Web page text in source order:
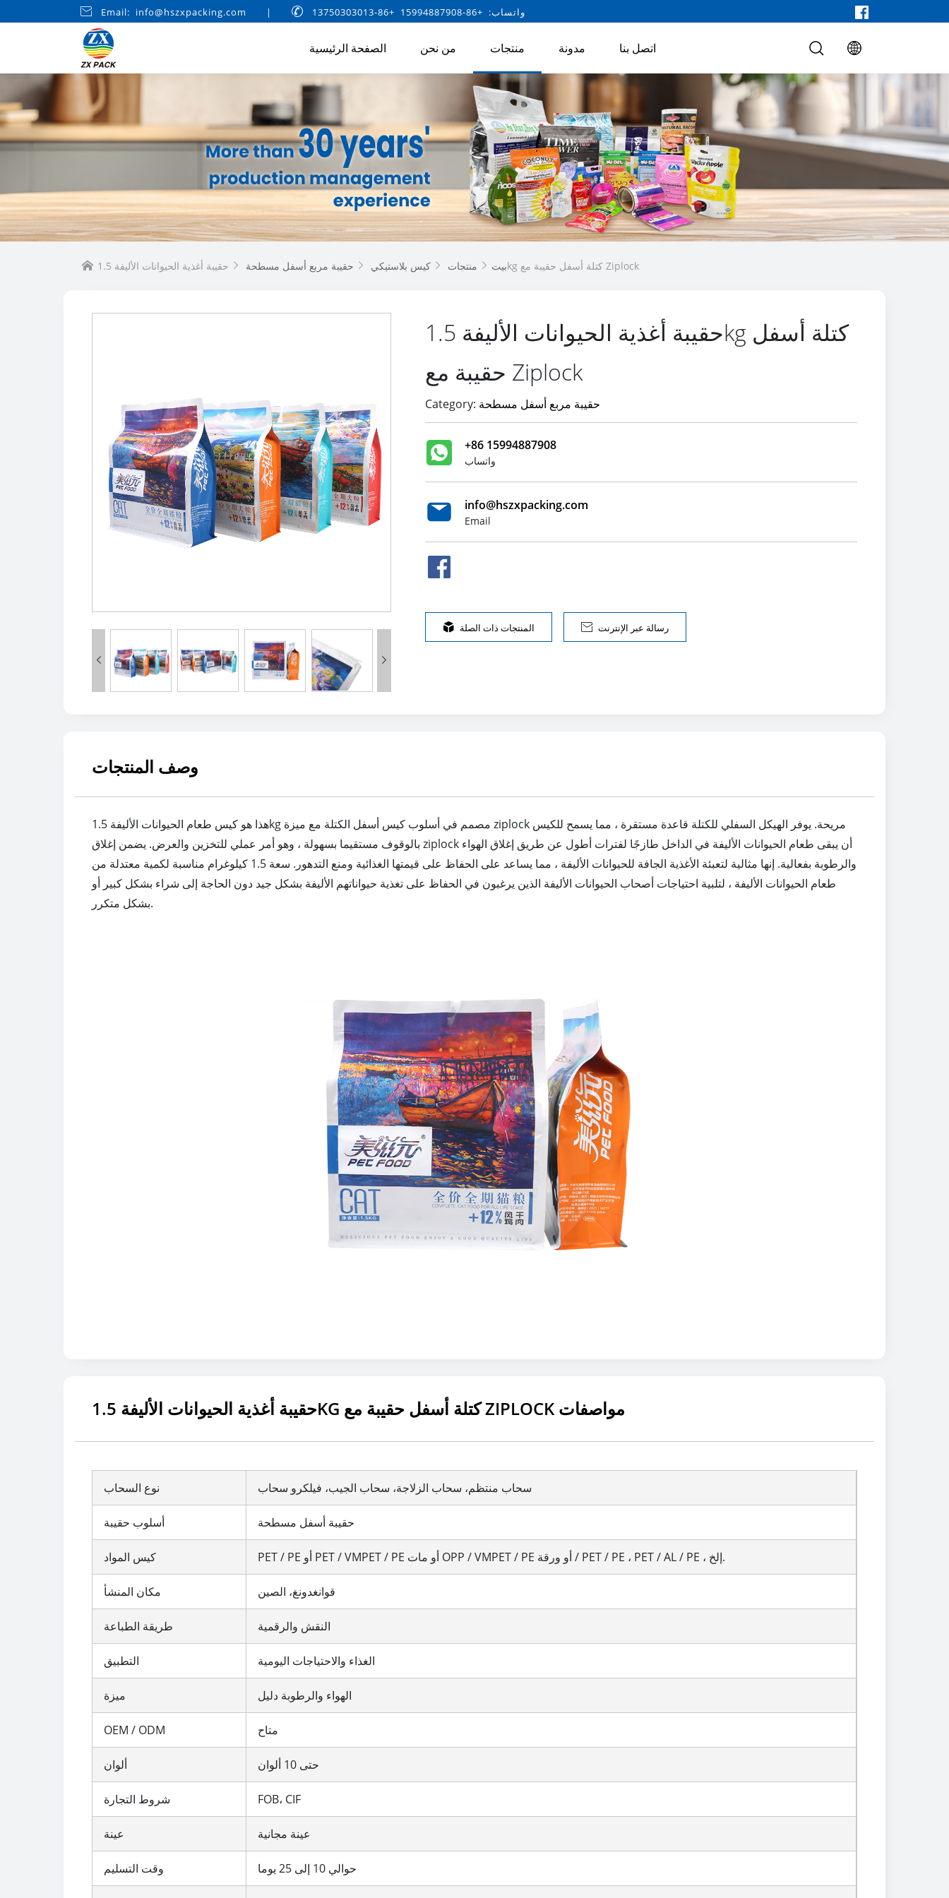
 Email: info@hszxpacking.com |  واتساب: +86-15994887908 +86-13750303013
الصفحة الرئيسية من نحن منتجات مدونة اتصل بنا
 بيت  منتجات  كيس بلاستيكي  حقيبة مربع أسفل مسطحة  حقيبة أغذية الحيوانات الأليفة 1.5kg كتلة أسفل حقيبة مع Ziplock
 
حقيبة أغذية الحيوانات الأليفة 1.5kg كتلة أسفل
حقيبة مع Ziplock
Category: حقيبة مربع أسفل مسطحة
+86 15994887908
واتساب
info@hszxpacking.com
Email
 المنتجات ذات الصلة  رسالة عبر الإنترنت
وصف المنتجات
هذا هو كيس طعام الحيوانات الأليفة 1.5kg مصمم في أسلوب كيس أسفل الكتلة مع ميزة ziplock مريحة. يوفر الهيكل السفلي للكتلة قاعدة مستقرة ، مما يسمح للكيس
بالوقوف مستقيما بسهولة ، وهو أمر عملي للتخزين والعرض. يضمن إغلاق ziplock أن يبقى طعام الحيوانات الأليفة في الداخل طازجًا لفترات أطول عن طريق إغلاق الهواء
والرطوبة بفعالية. إنها مثالية لتعبئة الأغذية الجافة للحيوانات الأليفة ، مما يساعد على الحفاظ على قيمتها الغذائية ومنع التدهور. سعة 1.5 كيلوغرام مناسبة لكمية معتدلة من
طعام الحيوانات الأليفة ، لتلبية احتياجات أصحاب الحيوانات الأليفة الذين يرغبون في الحفاظ على تغذية حيواناتهم الأليفة بشكل جيد دون الحاجة إلى شراء بشكل كبير أو
بشكل متكرر.
حقيبة أغذية الحيوانات الأليفة 1.5KG كتلة أسفل حقيبة مع ZIPLOCK مواصفات
نوع السحاب سحاب منتظم، سحاب الزلاجة، سحاب الجيب، فيلكرو سحاب
أسلوب حقيبة حقيبة أسفل مسطحة
كيس المواد PET / PE أو PET / VMPET / PE أو مات OPP / VMPET / PE أو ورقة / PET / PE ، PET / AL / PE ، إلخ.
مكان المنشأ قوانغدونغ، الصين
طريقة الطباعة النقش والرقمية
التطبيق الغذاء والاحتياجات اليومية
ميزة الهواء والرطوبة دليل
OEM / ODM متاح
ألوان حتى 10 ألوان
شروط التجارة FOB، CIF
عينة عينة مجانية
وقت التسليم حوالي 10 إلى 25 يوما